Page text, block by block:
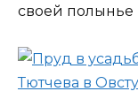
своей